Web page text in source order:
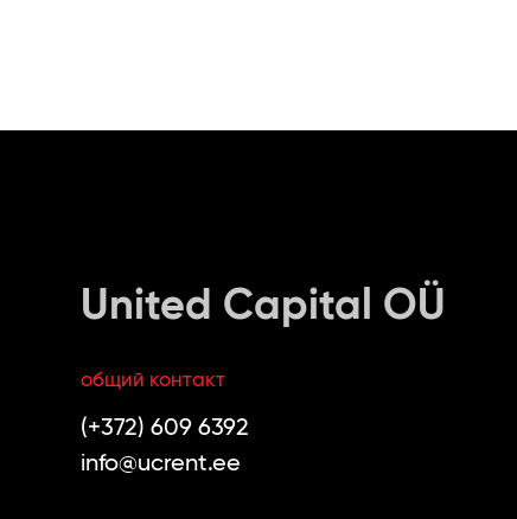
United Capital OÜ
общий контакт
(+372) 609 6392
info@ucrent.ee